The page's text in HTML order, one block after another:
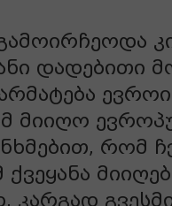
დადებითი
მიიღო
რომ
კარგად